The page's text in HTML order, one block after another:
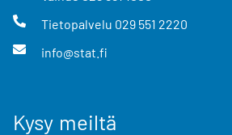
Tietopalvelu 029 551 2220
info@stat.fi
Kysy meiltä